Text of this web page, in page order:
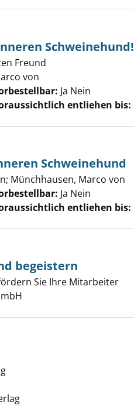
Schweinehund!
Freund
von
Ja Nein
entliehen bis:
Schweinehund
; Münchhausen, Marco von
Ja Nein
entliehen bis:
begeistern
Sie Ihre Mitarbeiter